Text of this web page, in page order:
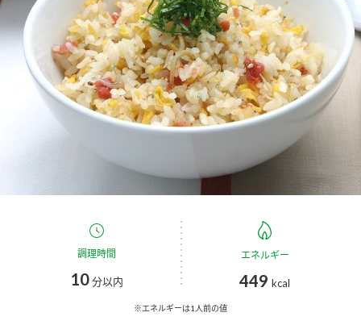
お酢ドリンク ぽん酢
みりん風・料理酒 鍋用調味料
スープ 中華
キャンペーン情報
ブランド・スペシャルサイト
ブランド・スペシャルサイト トップ
商品ブランドサイト
くらしプラ酢
お酢ドリンク
国内事業概要
企業理念
ミツカンの歴史
ミツカンを知る
環境への取り組み
調理時間
10分以内
エネルギー
449 kcal
※エネルギーは1人前の値